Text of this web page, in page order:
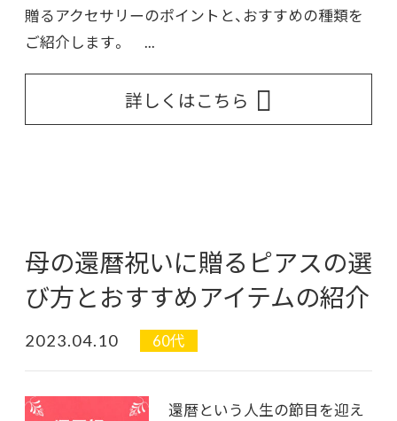
贈るアクセサリーのポイントと、おすすめの種類を
ご紹介します。 ...
詳しくはこちら
母の還暦祝いに贈るピアスの選
び方とおすすめアイテムの紹介
2023.04.10 60代
還暦という人生の節目を迎え